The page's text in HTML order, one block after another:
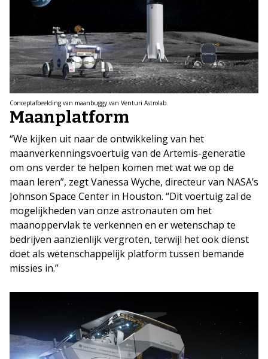
Conceptafbeelding van maanbuggy van Venturi Astrolab.
Maanplatform
“We kijken uit naar de ontwikkeling van het
maanverkenningsvoertuig van de Artemis-generatie
om ons verder te helpen komen met wat we op de
maan leren”, zegt Vanessa Wyche, directeur van NASA’s
Johnson Space Center in Houston. “Dit voertuig zal de
mogelijkheden van onze astronauten om het
maanoppervlak te verkennen en er wetenschap te
bedrijven aanzienlijk vergroten, terwijl het ook dienst
doet als wetenschappelijk platform tussen bemande
missies in.”